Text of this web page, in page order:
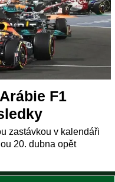
F1
zastávkou v kalendáři
20. dubna opět